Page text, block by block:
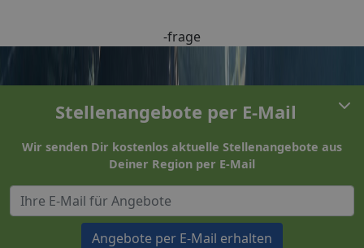
-frage
Stellenangebote per E-Mail
Wir senden Dir kostenlos aktuelle Stellenangebote aus
Deiner Region per E-Mail
Angebote per E-Mail erhalten